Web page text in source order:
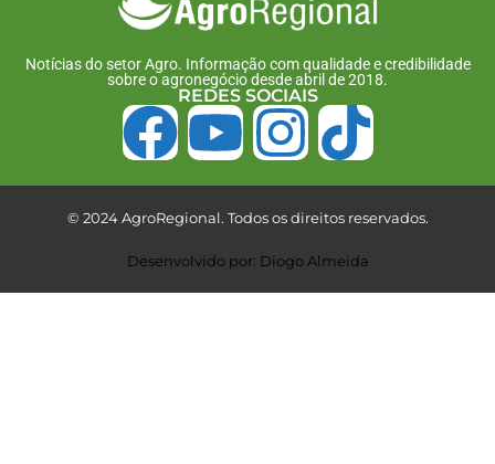
Notícias do setor Agro. Informação com qualidade e credibilidade
sobre o agronegócio desde abril de 2018.
REDES SOCIAIS
© 2024 AgroRegional. Todos os direitos reservados.
Desenvolvido por: Diogo Almeida